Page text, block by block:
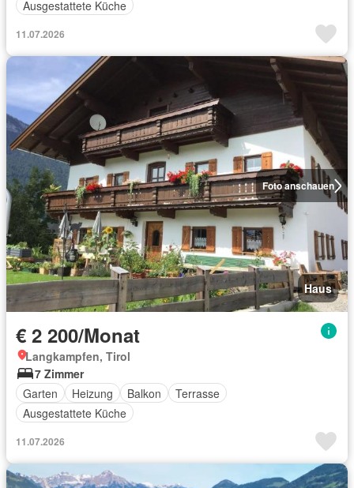
Ausgestattete Küche
11.07.2026
Foto anschauen
Haus
€ 2 200/Monat
Langkampfen, Tirol
7 Zimmer
Garten
Heizung Balkon
Terrasse
Ausgestattete Küche
11.07.2026